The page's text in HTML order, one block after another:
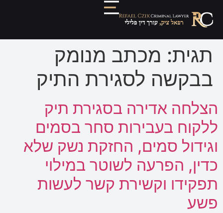
תגית: מכתב מנומק
בבקשה לסגירת התיק
הצלחה אדירה בסגירת תיק
ללקוח בעבירות סחר בסמים
וגידול סמים, החזקת נשק שלא
כדין, הפרעה לשוטר במילוי
תפקידו וקשירת קשר לעשות
פשע